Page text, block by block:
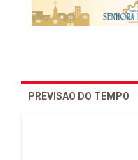
PREVISAO DO TEMPO